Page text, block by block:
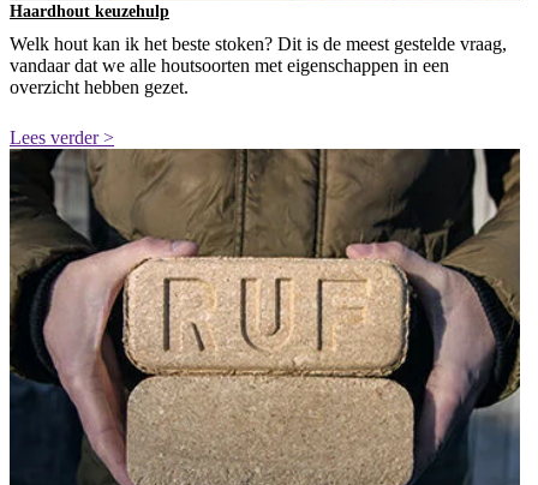
Haardhout keuzehulp
Welk hout kan ik het beste stoken? Dit is de meest gestelde vraag,
vandaar dat we alle houtsoorten met eigenschappen in een
overzicht hebben gezet.
Lees verder >